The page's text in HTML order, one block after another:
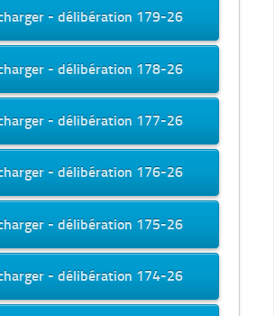
- délibération 179-26
- délibération 178-26
- délibération 177-26
- délibération 176-26
- délibération 175-26
- délibération 174-26